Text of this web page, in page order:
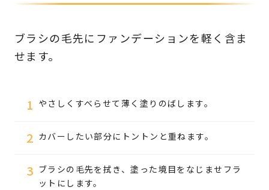
ブラシの毛先にファンデーションを軽く含ま
せます。
1 やさしくすべらせて薄く塗りのばします。
2 カバーしたい部分にトントンと重ねます。
3 ブラシの毛先を拭き、塗った境目をなじませフラ
ットにします。